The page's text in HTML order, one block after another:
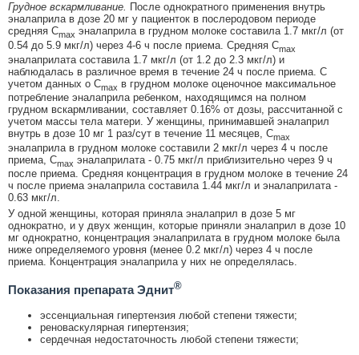
Грудное вскармливание. После однократного применения внутрь
эналаприла в дозе 20 мг у пациенток в послеродовом периоде
средняя Cmax эналаприла в грудном молоке составила 1.7 мкг/л (от
0.54 до 5.9 мкг/л) через 4-6 ч после приема. Средняя Cmax
эналаприлата составила 1.7 мкг/л (от 1.2 до 2.3 мкг/л) и
наблюдалась в различное время в течение 24 ч после приема. С
учетом данных о Cmax в грудном молоке оценочное максимальное
потребление эналаприла ребенком, находящимся на полном
грудном вскармливании, составляет 0.16% от дозы, рассчитанной с
учетом массы тела матери. У женщины, принимавшей эналаприл
внутрь в дозе 10 мг 1 раз/сут в течение 11 месяцев, Cmax
эналаприла в грудном молоке составили 2 мкг/л через 4 ч после
приема, Cmax эналаприлата - 0.75 мкг/л приблизительно через 9 ч
после приема. Средняя концентрация в грудном молоке в течение 24
ч после приема эналаприла составила 1.44 мкг/л и эналаприлата -
0.63 мкг/л.
У одной женщины, которая приняла эналаприл в дозе 5 мг
однократно, и у двух женщин, которые приняли эналаприл в дозе 10
мг однократно, концентрация эналаприлата в грудном молоке была
ниже определяемого уровня (менее 0.2 мкг/л) через 4 ч после
приема. Концентрация эналаприла у них не определялась.
Показания препарата Эднит®
эссенциальная гипертензия любой степени тяжести;
реноваскулярная гипертензия;
сердечная недостаточность любой степени тяжести;